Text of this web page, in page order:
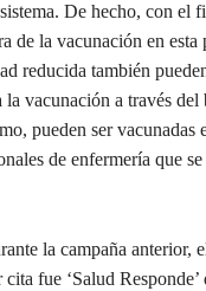
De hecho, con el
de la vacunación en esta
reducida también
la vacunación a través del
pueden ser vacunadas
de enfermería que se
la campaña anterior,
fue ‘Salud Responde’